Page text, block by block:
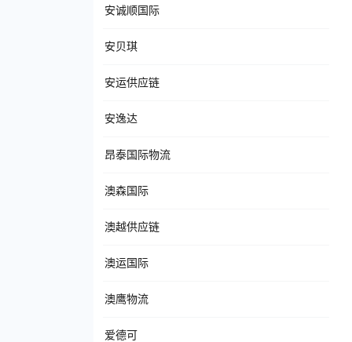
安诚顺国际
安贝琪
安运供应链
安逸达
昂泰国际物流
澳森国际
澳越供应链
澳运国际
澳鹰物流
爱德可